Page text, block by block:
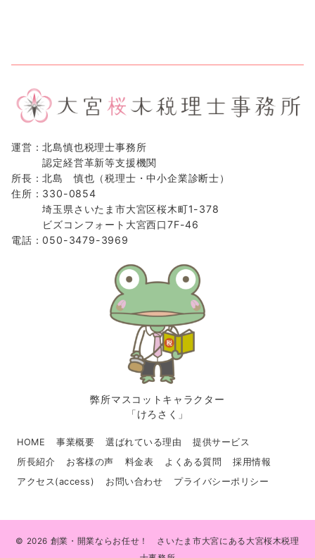
運営：北島慎也税理士事務所
認定経営革新等支援機関
所長：北島 慎也（税理士・中小企業診断士）
住所：330-0854
埼玉県さいたま市大宮区桜木町1-378
ビズコンフォート大宮西口7F-46
電話：050-3479-3969
弊所マスコットキャラクター
「けろさく」
HOME 事業概要 選ばれている理由
提供サービス
所長紹介
お客様の声 料金表 よくある質問
採用情報
アクセス(access)
お問い合わせ プライバシーポリシー
© 2026 創業・開業ならお任せ！ さいたま市大宮にある大宮桜木税理